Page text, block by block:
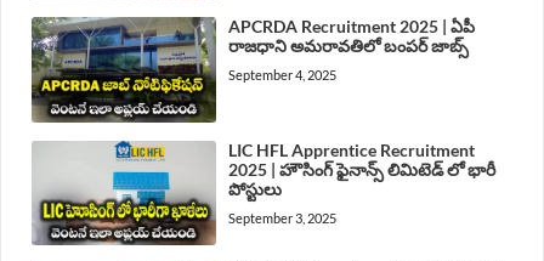
APCRDA Recruitment 2025 | ఏపీ
రాజధాని అమరావతిలో బంపర్ జాబ్స్
September 4, 2025
LIC HFL Apprentice Recruitment
2025 | హౌసింగ్ ఫైనాన్స్ లిమిటెడ్ లో భారీ
పోస్టులు
September 3, 2025